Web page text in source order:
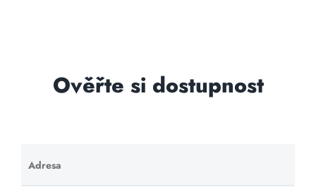
Ověřte si dostupnost
Adresa
Ponechte
toto pole